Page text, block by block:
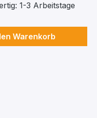
1-3 Arbeitstage
Warenkorb